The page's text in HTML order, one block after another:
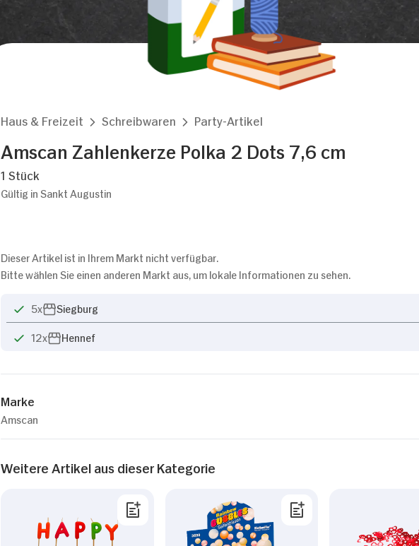
Haus & Freizeit Schreibwaren Party-Artikel
Amscan Zahlenkerze Polka 2 Dots 7,6 cm
1 Stück
Gültig in Sankt Augustin
Dieser Artikel ist in Ihrem Markt nicht verfügbar.
Bitte wählen Sie einen anderen Markt aus, um lokale Informationen zu sehen.
5x Siegburg
12x Hennef
Marke
Amscan
Weitere Artikel aus dieser Kategorie